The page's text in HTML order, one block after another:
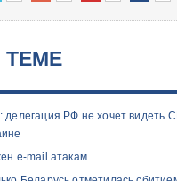
ТЕМЕ
делегация РФ не хочет видеть
e-mail атакам